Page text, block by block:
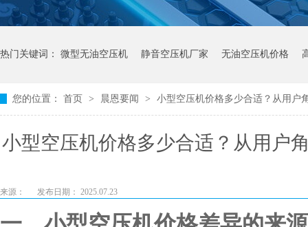
热门关键词： 微型无油空压机 静音空压机厂家 无油空压机价格
您的位置： 首页 > 晨恩要闻 > 小型空压机价格多少合适？从用户
小型空压机价格多少合适？从用户
来源： 发布日期： 2025.07.23